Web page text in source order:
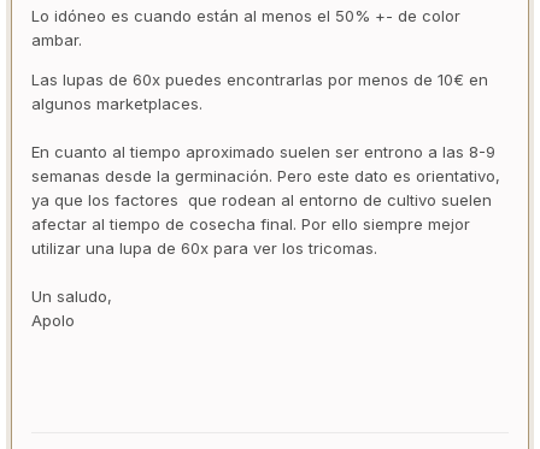
Lo idóneo es cuando están al menos el 50% +- de color
ambar.
Las lupas de 60x puedes encontrarlas por menos de 10€ en
algunos marketplaces.
En cuanto al tiempo aproximado suelen ser entrono a las 8-9
semanas desde la germinación. Pero este dato es orientativo,
ya que los factores que rodean al entorno de cultivo suelen
afectar al tiempo de cosecha final. Por ello siempre mejor
utilizar una lupa de 60x para ver los tricomas.
Un saludo,
Apolo